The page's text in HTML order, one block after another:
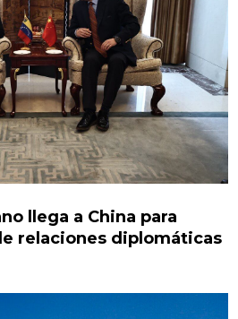
llega a China para
relaciones diplomáticas